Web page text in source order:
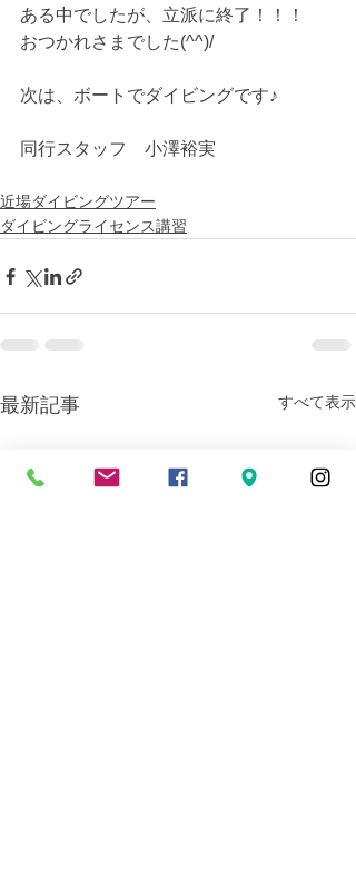
ある中でしたが、立派に終了！！！
おつかれさまでした(^^)/
次は、ボートでダイビングです♪
同行スタッフ　小澤裕実
近場ダイビングツアー
ダイビングライセンス講習
最新記事 すべて表示